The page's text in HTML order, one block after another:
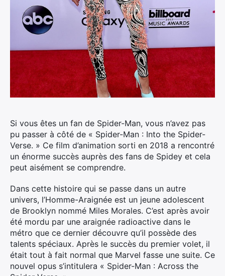
Si vous êtes un fan de Spider-Man, vous n’avez pas
pu passer à côté de « Spider-Man : Into the Spider-
Verse. » Ce film d’animation sorti en 2018 a rencontré
un énorme succès auprès des fans de Spidey et cela
peut aisément se comprendre.
Dans cette histoire qui se passe dans un autre
univers, l’Homme-Araignée est un jeune adolescent
de Brooklyn nommé Miles Morales. C’est après avoir
été mordu par une araignée radioactive dans le
métro que ce dernier découvre qu’il possède des
talents spéciaux. Après le succès du premier volet, il
était tout à fait normal que Marvel fasse une suite. Ce
nouvel opus s’intitulera « Spider-Man : Across the